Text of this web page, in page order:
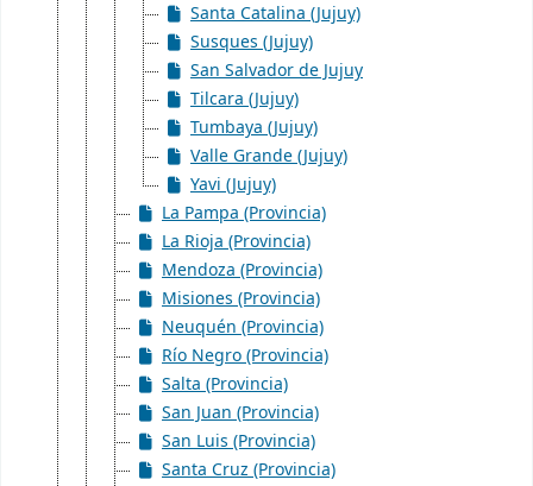
Santa Catalina (Jujuy)
Susques (Jujuy)
San Salvador de Jujuy
Tilcara (Jujuy)
Tumbaya (Jujuy)
Valle Grande (Jujuy)
Yavi (Jujuy)
La Pampa (Provincia)
La Rioja (Provincia)
Mendoza (Provincia)
Misiones (Provincia)
Neuquén (Provincia)
Río Negro (Provincia)
Salta (Provincia)
San Juan (Provincia)
San Luis (Provincia)
Santa Cruz (Provincia)